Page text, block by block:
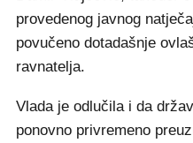
provedenog javnog
povučeno dotadašnje
ravnatelja.
Vlada je odlučila i da
ponovno privremeno